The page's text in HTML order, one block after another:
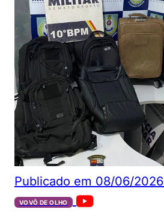
Publicado em 08/06/2026
VOVÔ DE OLHO